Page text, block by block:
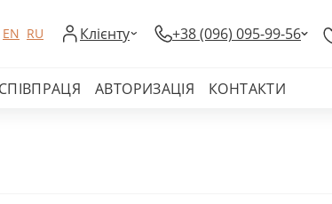
EN RU Клієнту +38 (096) 095-99-56
СПІВПРАЦЯ АВТОРИЗАЦІЯ КОНТАКТИ